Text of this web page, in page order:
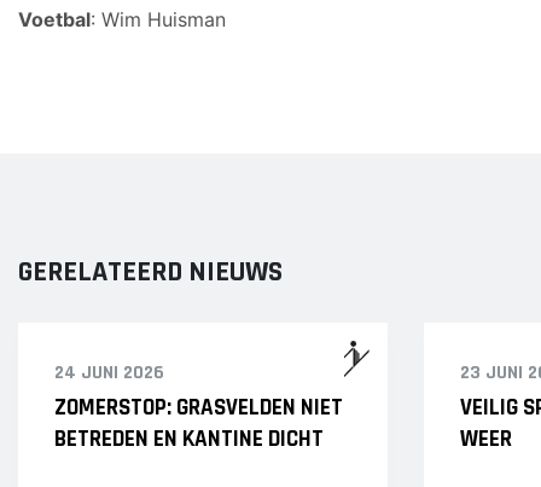
Voetbal: Wim Huisman
GERELATEERD NIEUWS
24 JUNI 2026
ZOMERSTOP: GRASVELDEN NIET
BETREDEN EN KANTINE DICHT
23 JUNI
VEILIG
WEER